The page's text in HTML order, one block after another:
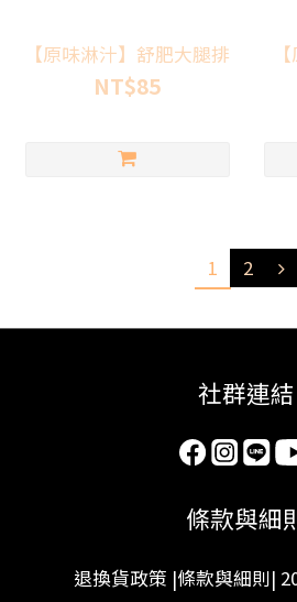
【原味淋汁】舒肥大腿排
NT$85
1 2
社群連結
條款與細
退換貨政策 |條款與細則|